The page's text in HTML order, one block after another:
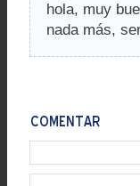
hola, muy
nada más,